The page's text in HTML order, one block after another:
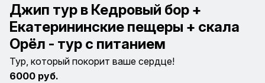
Джип тур в Кедровый бор +
Екатерининские пещеры + скала
Орёл - тур с питанием
Тур, который покорит ваше сердце!
6000 руб.